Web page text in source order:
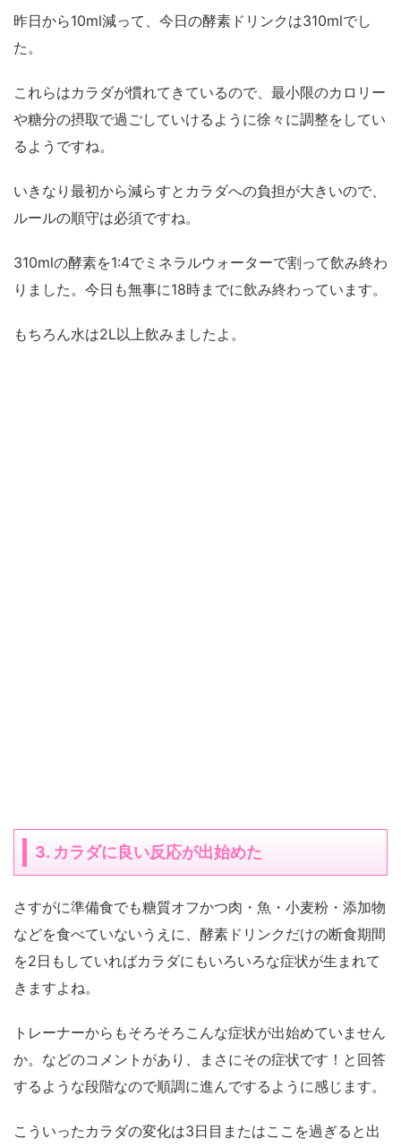
昨日から10ml減って、今日の酵素ドリンクは310mlでし
た。
これらはカラダが慣れてきているので、最小限のカロリー
や糖分の摂取で過ごしていけるように徐々に調整をしてい
るようですね。
いきなり最初から減らすとカラダへの負担が大きいので、
ルールの順守は必須ですね。
310mlの酵素を1:4でミネラルウォーターで割って飲み終わ
りました。今日も無事に18時までに飲み終わっています。
もちろん水は2L以上飲みましたよ。
3. カラダに良い反応が出始めた
さすがに準備食でも糖質オフかつ肉・魚・小麦粉・添加物
などを食べていないうえに、酵素ドリンクだけの断食期間
を2日もしていればカラダにもいろいろな症状が生まれて
きますよね。
トレーナーからもそろそろこんな症状が出始めていません
か。などのコメントがあり、まさにその症状です！と回答
するような段階なので順調に進んでするように感じます。
こういったカラダの変化は3日目またはここを過ぎると出